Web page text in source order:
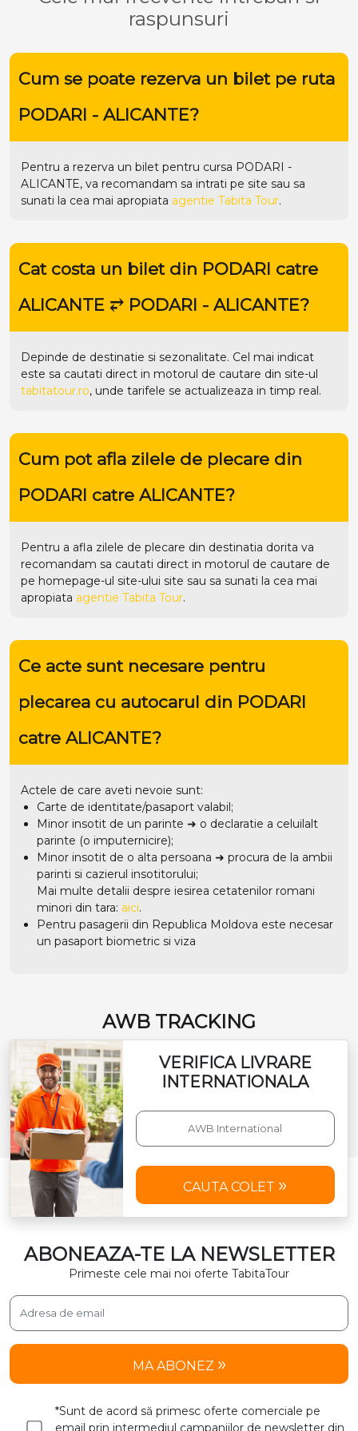
raspunsuri
Cum se poate rezerva un bilet pe ruta
PODARI - ALICANTE?
Pentru a rezerva un bilet pentru cursa PODARI -
ALICANTE, va recomandam sa intrati pe site sau sa
sunati la cea mai apropiata agentie Tabita Tour.
Cat costa un bilet din PODARI catre
ALICANTE ⥂ PODARI - ALICANTE?
Depinde de destinatie si sezonalitate. Cel mai indicat
este sa cautati direct in motorul de cautare din site-ul
tabitatour.ro, unde tarifele se actualizeaza in timp real.
Cum pot afla zilele de plecare din
PODARI catre ALICANTE?
Pentru a afla zilele de plecare din destinatia dorita va
recomandam sa cautati direct in motorul de cautare de
pe homepage-ul site-ului site sau sa sunati la cea mai
apropiata agentie Tabita Tour.
Ce acte sunt necesare pentru
plecarea cu autocarul din PODARI
catre ALICANTE?
Actele de care aveti nevoie sunt:
Carte de identitate/pasaport valabil;
Minor insotit de un parinte ➜ o declaratie a celuilalt
parinte (o imputernicire);
Minor insotit de o alta persoana ➜ procura de la ambii
parinti si cazierul insotitorului;
Mai multe detalii despre iesirea cetatenilor romani
minori din tara: aici.
Pentru pasagerii din Republica Moldova este necesar
un pasaport biometric si viza
AWB TRACKING
VERIFICA LIVRARE
INTERNATIONALA
CAUTA COLET
ABONEAZA-TE LA NEWSLETTER
Primeste cele mai noi oferte TabitaTour
MA ABONEZ
*Sunt de acord să primesc oferte comerciale pe
email prin intermediul campaniilor de newsletter din